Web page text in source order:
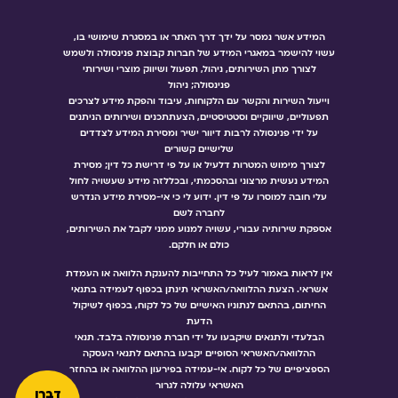
המידע אשר נמסר על ידך דרך האתר או במסגרת שימושי בו,
עשוי להישמר במאגרי המידע של חברות קבוצת פנינסולה ולשמש
לצורך מתן השירותים, ניהול, תפעול ושיווק מוצרי ושירותי
פנינסולה; ניהול
וייעול השירות והקשר עם הלקוחות, עיבוד והפקת מידע לצרכים
תפעוליים, שיווקיים וסטטיסטיים, הצעתתכנים ושירותים הניתנים
על ידי פנינסולה לרבות דיוור ישיר ומסירת המידע לצדדים
שלישיים קשורים
לצורך מימוש המטרות דלעיל או על פי דרישת כל דין; מסירת
המידע נעשית מרצוני ובהסכמתי, ובכללזה מידע שעשויה לחול
עלי חובה למוסרו על פי דין. ידוע לי כי אי-מסירת מידע הנדרש
לחברה לשם
אספקת שירותיה עבורי, עשויה למנוע ממני לקבל את השירותים,
כולם או חלקם.
אין לראות באמור לעיל כל התחייבות להענקת הלוואה או העמדת
אשראי. הצעת ההלוואה/האשראי תינתן בכפוף לעמידה בתנאי
החיתום, בהתאם לנתוניו האישיים של כל לקוח, בכפוף לשיקול
הדעת
הבלעדי ולתנאים שיקבעו על ידי חברת פנינסולה בלבד. תנאי
ההלוואה/האשראי הסופיים יקבעו בהתאם לתנאי העסקה
הספציפיים של כל לקוח. אי-עמידה בפירעון ההלוואה או בהחזר
האשראי עלולה לגרור
דברו